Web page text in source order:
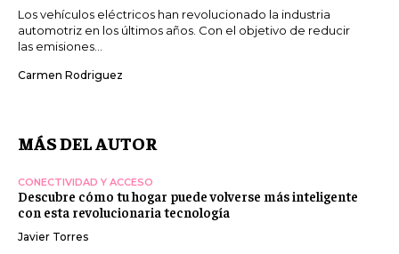
Los vehículos eléctricos han revolucionado la industria
automotriz en los últimos años. Con el objetivo de reducir
las emisiones...
Carmen Rodriguez
MÁS DEL AUTOR
CONECTIVIDAD Y ACCESO
Descubre cómo tu hogar puede volverse más inteligente
con esta revolucionaria tecnología
Javier Torres